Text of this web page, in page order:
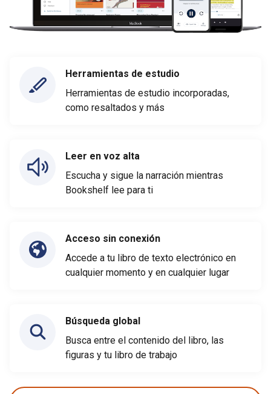
Herramientas de estudio
Herramientas de estudio incorporadas,
como resaltados y más
Leer en voz alta
Escucha y sigue la narración mientras
Bookshelf lee para ti
Acceso sin conexión
Accede a tu libro de texto electrónico en
cualquier momento y en cualquier lugar
Búsqueda global
Busca entre el contenido del libro, las
figuras y tu libro de trabajo